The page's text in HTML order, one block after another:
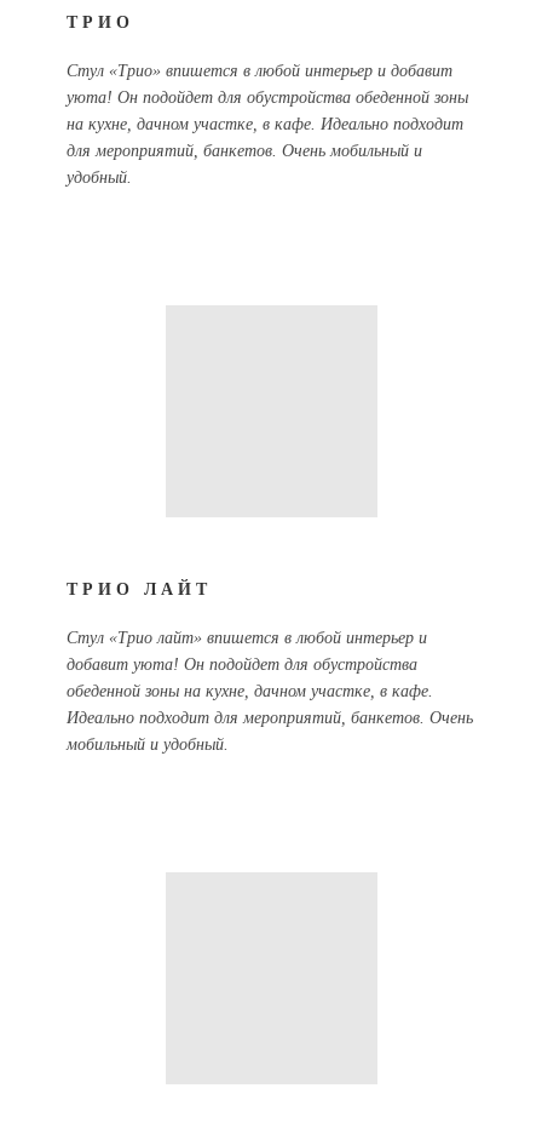
ТРИО
Стул «Трио» впишется в любой интерьер и добавит
уюта! Он подойдет для обустройства обеденной зоны
на кухне, дачном участке, в кафе. Идеально подходит
для мероприятий, банкетов. Очень мобильный и
удобный.
ТРИО ЛАЙТ
Стул «Трио лайт» впишется в любой интерьер и
добавит уюта! Он подойдет для обустройства
обеденной зоны на кухне, дачном участке, в кафе.
Идеально подходит для мероприятий, банкетов. Очень
мобильный и удобный.